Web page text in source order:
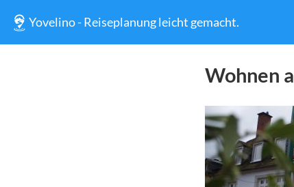
Yovelino - Reiseplanung leicht gemacht.
Wohnen